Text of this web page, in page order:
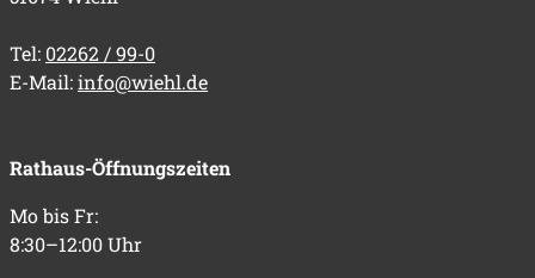
Tel: 02262 / 99-0
E-Mail:info@wiehl.de
Rathaus-Öffnungszeiten
Mo bis Fr:
8:30–12:00 Uhr